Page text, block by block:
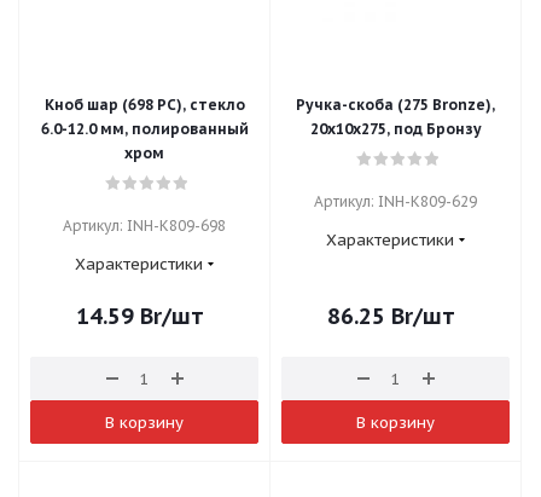
Кноб шар (698 PC), стекло
6.0-12.0 мм, полированный
хром
Артикул: INH-K809-698
Характеристики
14.59 Br/шт
В корзину
Ручка-скоба (275 Bronze),
20х10х275, под Бронзу
Артикул: INH-K809-629
Характеристики
86.25 Br/шт
В корзину